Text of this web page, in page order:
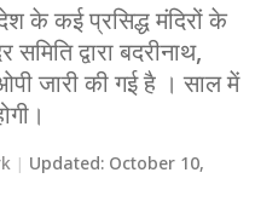
के कई प्रसिद्ध मंदिरों के
द्वारा बदरीनाथ,
जारी की गई है । साल में
Updated: October 10,